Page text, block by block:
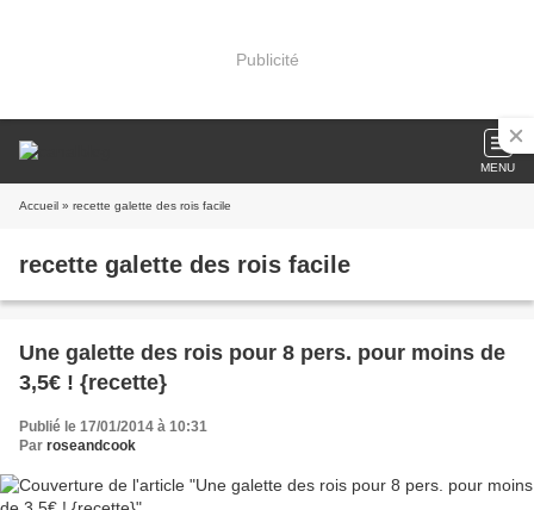
Publicité
MENU
Accueil » recette galette des rois facile
recette galette des rois facile
Une galette des rois pour 8 pers. pour moins de
3,5€ ! {recette}
Publié le 17/01/2014 à 10:31
Par roseandcook